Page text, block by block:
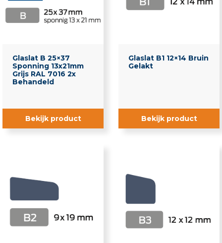
Ventilatielatten
PE-Banden
Reinigingsmiddelen
Glaslat B 25×37
Sponning 13x21mm
Grijs RAL 7016 2x
Behandeld
Bekijk product
Glaslat B1 12×14 Bruin
Gelakt
Bekijk product